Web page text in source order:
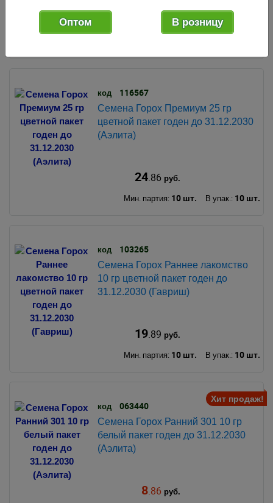
руб.
код 116567
Семена Горох Премиум 25 гр
цветной пакет годен до 31.12.2030
(Аэлита)
24.86 руб.
Мин. партия: 10 шт. В упак.: 10 шт.
код 103265
Семена Горох Раннее лакомство
10 гр цветной пакет годен до
31.12.2030 (Гавриш)
19.89 руб.
Мин. партия: 10 шт. В упак.: 10 шт.
Хит продаж!
код 063440
Семена Горох Ранний 301 10 гр
белый пакет годен до 31.12.2030
(Аэлита)
8.86 руб.
Оптом В розницу